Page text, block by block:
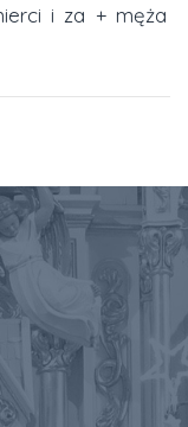
i za + męża